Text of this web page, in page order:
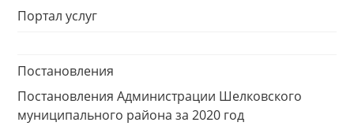
Портал услуг
Постановления
Постановления Администрации Шелковского
муниципального района за 2020 год